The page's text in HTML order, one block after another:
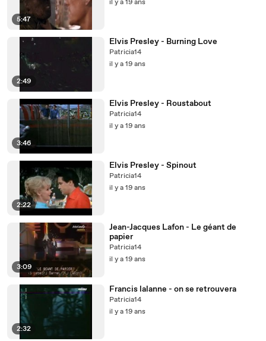
5:47
il y a 19 ans
2:49
Elvis Presley - Burning Love
Patricia14
il y a 19 ans
3:46
Elvis Presley - Roustabout
Patricia14
il y a 19 ans
2:22
Elvis Presley - Spinout
Patricia14
il y a 19 ans
3:09
Jean-Jacques Lafon - Le géant de
papier
Patricia14
il y a 19 ans
2:32
Francis lalanne - on se retrouvera
Patricia14
il y a 19 ans